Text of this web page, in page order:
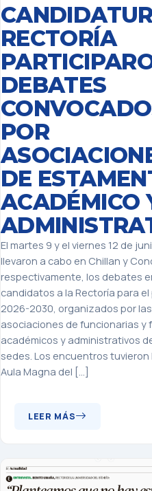
RECTORÍA
DEBATES
POR
DE
ACADÉMICO
El martes 9 y el viernes 12 de
llevaron a cabo en Chillan y
respectivamente, los debates
candidatos a la Rectoría para el
2026-2030, organizados por las
asociaciones de funcionarias y
académicos y administrativos
sedes. Los encuentros tuvieron
Aula Magna del […]
LEER MÁS